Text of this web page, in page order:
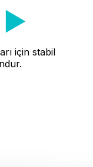
için stabil